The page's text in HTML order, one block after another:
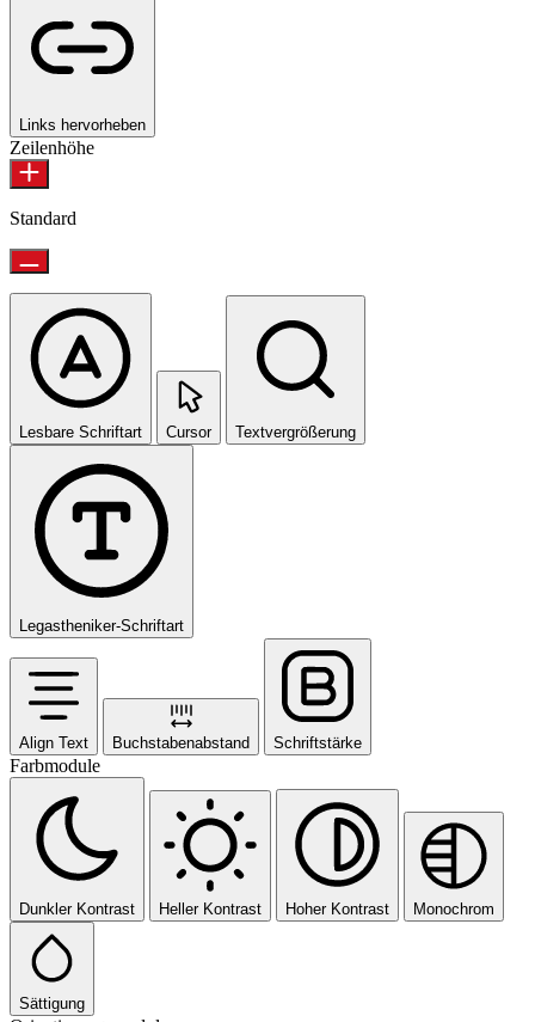
Links hervorheben
Zeilenhöhe
Standard
Lesbare Schriftart Cursor Textvergrößerung
Legastheniker-Schriftart
Align Text Buchstabenabstand Schriftstärke
Farbmodule
Dunkler Kontrast Heller Kontrast Hoher Kontrast Monochrom
Sättigung